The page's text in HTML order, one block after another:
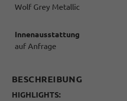
Wolf Grey Metallic
Innenausstattung
auf Anfrage
BESCHREIBUNG
HIGHLIGHTS: